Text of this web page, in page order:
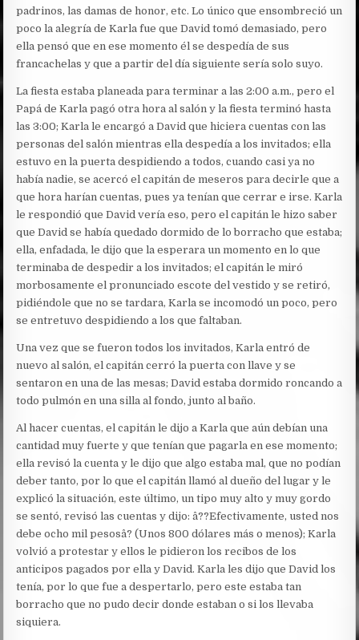
padrinos, las damas de honor, etc. Lo único que ensombreció un
poco la alegría de Karla fue que David tomó demasiado, pero
ella pensó que en ese momento él se despedía de sus
francachelas y que a partir del día siguiente sería solo suyo.
La fiesta estaba planeada para terminar a las 2:00 a.m., pero el
Papá de Karla pagó otra hora al salón y la fiesta terminó hasta
las 3:00; Karla le encargó a David que hiciera cuentas con las
personas del salón mientras ella despedía a los invitados; ella
estuvo en la puerta despidiendo a todos, cuando casi ya no
había nadie, se acercó el capitán de meseros para decirle que a
que hora harían cuentas, pues ya tenían que cerrar e irse. Karla
le respondió que David vería eso, pero el capitán le hizo saber
que David se había quedado dormido de lo borracho que estaba;
ella, enfadada, le dijo que la esperara un momento en lo que
terminaba de despedir a los invitados; el capitán le miró
morbosamente el pronunciado escote del vestido y se retiró,
pidiéndole que no se tardara, Karla se incomodó un poco, pero
se entretuvo despidiendo a los que faltaban.
Una vez que se fueron todos los invitados, Karla entró de
nuevo al salón, el capitán cerró la puerta con llave y se
sentaron en una de las mesas; David estaba dormido roncando a
todo pulmón en una silla al fondo, junto al baño.
Al hacer cuentas, el capitán le dijo a Karla que aún debían una
cantidad muy fuerte y que tenían que pagarla en ese momento;
ella revisó la cuenta y le dijo que algo estaba mal, que no podían
deber tanto, por lo que el capitán llamó al dueño del lugar y le
explicó la situación, este último, un tipo muy alto y muy gordo
se sentó, revisó las cuentas y dijo: â??Efectivamente, usted nos
debe ocho mil pesosâ? (Unos 800 dólares más o menos); Karla
volvió a protestar y ellos le pidieron los recibos de los
anticipos pagados por ella y David. Karla les dijo que David los
tenía, por lo que fue a despertarlo, pero este estaba tan
borracho que no pudo decir donde estaban o si los llevaba
siquiera.